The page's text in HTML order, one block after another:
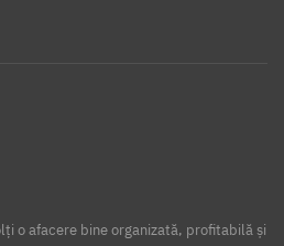
o afacere bine organizată, profitabilă și